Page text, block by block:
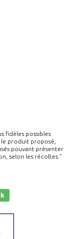
fidèles possibles
produit proposé,
pouvant présenter
selon les récoltes."